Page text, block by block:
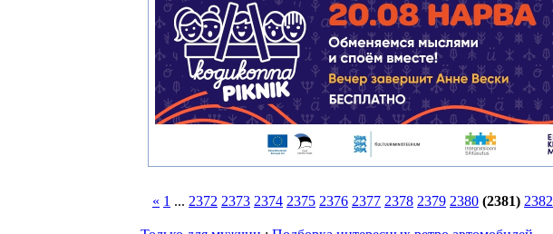
« 1 ... 2372 2373 2374 2375 2376 2377 2378 2379 2380 (2381) 2382